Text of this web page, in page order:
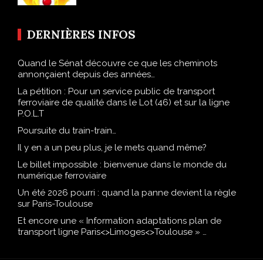
DERNIÈRES INFOS
Quand le Sénat découvre ce que les cheminots
annonçaient depuis des années…
La pétition : Pour un service public de transport
ferroviaire de qualité dans le Lot (46) et sur la ligne
P.O.L.T
Poursuite du train-train…
Il y en a un peu plus, je le mets quand même?
Le billet impossible : bienvenue dans le monde du
numérique ferroviaire
Un été 2026 pourri : quand la panne devient la règle
sur Paris-Toulouse
Et encore une « Information adaptations plan de
transport ligne Paris<>Limoges<>Toulouse » …